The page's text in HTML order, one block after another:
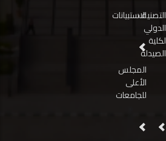
التصنيف
الدولي
لكلية
الصيدلة
الاستبيانات
المجلس
الأعلى
للجامعات